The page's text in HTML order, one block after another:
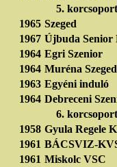
5.
1965 Szeged
1967 Újbuda Senior
1964 Egri Szenior
1964 Muréna
1963 Egyéni induló
1964 Debreceni
6.
1958 Gyula Regele
1961 BÁCSVIZ-
1961 Miskolc VSC